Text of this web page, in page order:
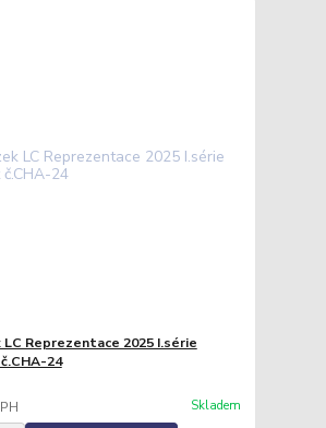
Reprezentace 2025 I.série
24
Skladem